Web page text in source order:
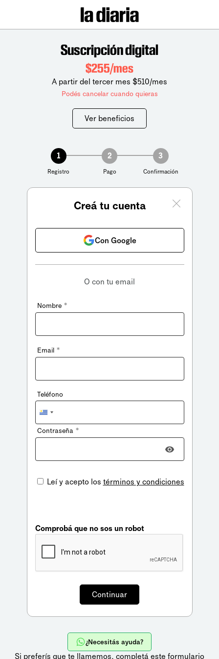
Suscripción digital
$255/mes
A partir del tercer mes $510/mes
Podés cancelar cuando quieras
Ver beneficios
1
Registro
2
Pago
3
Confirmación
Creá tu cuenta
Con Google
O con tu email
Nombre *
Email *
Teléfono
Uruguay
+598
Contraseña *
Leí y acepto los términos y condiciones
Comprobá que no sos un robot
¿Necesitás ayuda?
Si preferís que te llamemos, completá este formulario